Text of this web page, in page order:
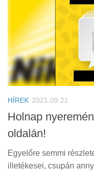
HÍREK 2021.09.21
Holnap
oldalán!
Egyelőre semmi
illetékesei, csupán